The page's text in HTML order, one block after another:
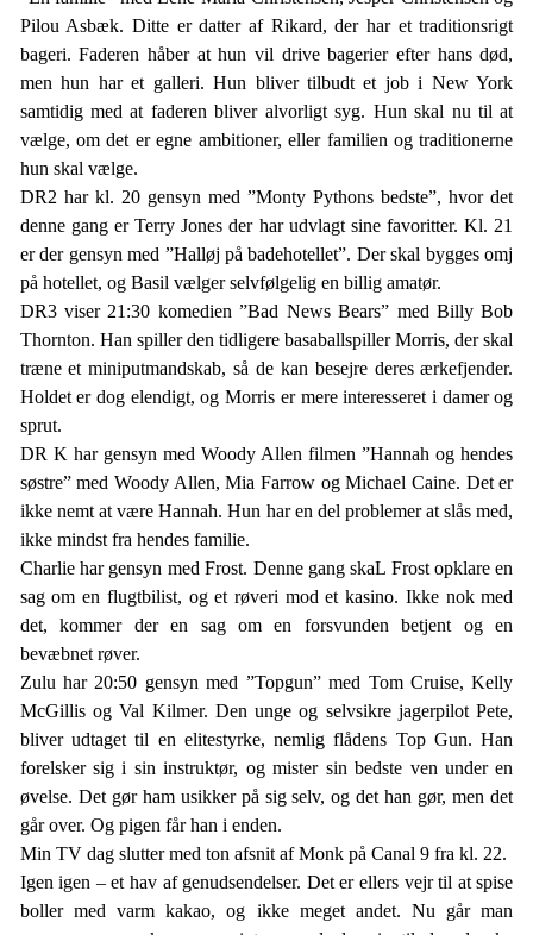
Pilou Asbæk. Ditte er datter af Rikard, der har et traditionsrigt
bageri. Faderen håber at hun vil drive bagerier efter hans død,
men hun har et galleri. Hun bliver tilbudt et job i New York
samtidig med at faderen bliver alvorligt syg. Hun skal nu til at
vælge, om det er egne ambitioner, eller familien og traditionerne
hun skal vælge.
DR2 har kl. 20 gensyn med ”Monty Pythons bedste”, hvor det
denne gang er Terry Jones der har udvlagt sine favoritter. Kl. 21
er der gensyn med ”Halløj på badehotellet”. Der skal bygges omj
på hotellet, og Basil vælger selvfølgelig en billig amatør.
DR3 viser 21:30 komedien ”Bad News Bears” med Billy Bob
Thornton. Han spiller den tidligere basaballspiller Morris, der skal
træne et miniputmandskab, så de kan besejre deres ærkefjender.
Holdet er dog elendigt, og Morris er mere interesseret i damer og
sprut.
DR K har gensyn med Woody Allen filmen ”Hannah og hendes
søstre” med Woody Allen, Mia Farrow og Michael Caine. Det er
ikke nemt at være Hannah. Hun har en del problemer at slås med,
ikke mindst fra hendes familie.
Charlie har gensyn med Frost. Denne gang skaL Frost opklare en
sag om en flugtbilist, og et røveri mod et kasino. Ikke nok med
det, kommer der en sag om en forsvunden betjent og en
bevæbnet røver.
Zulu har 20:50 gensyn med ”Topgun” med Tom Cruise, Kelly
McGillis og Val Kilmer. Den unge og selvsikre jagerpilot Pete,
bliver udtaget til en elitestyrke, nemlig flådens Top Gun. Han
forelsker sig i sin instruktør, og mister sin bedste ven under en
øvelse. Det gør ham usikker på sig selv, og det han gør, men det
går over. Og pigen får han i enden.
Min TV dag slutter med ton afsnit af Monk på Canal 9 fra kl. 22.
Igen igen – et hav af genudsendelser. Det er ellers vejr til at spise
boller med varm kakao, og ikke meget andet. Nu går man